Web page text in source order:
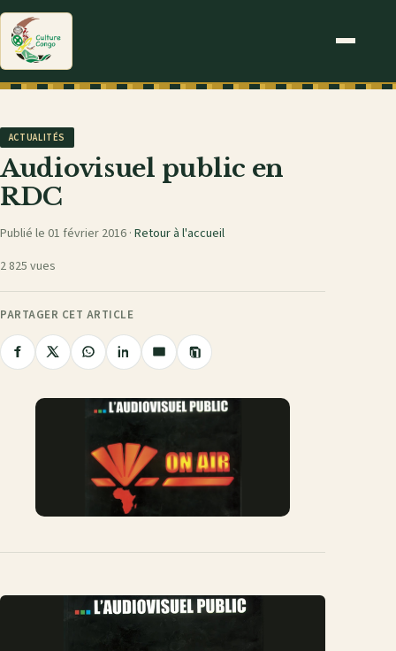
ACTUALITÉS
Audiovisuel public en
RDC
Publié le 01 février 2016 · Retour à l'accueil
2 825 vues
PARTAGER CET ARTICLE
Partager
Facebook
PartagerPartager
WhatsApp
Partager
LinkedIn
Partager
e-
Copier
le